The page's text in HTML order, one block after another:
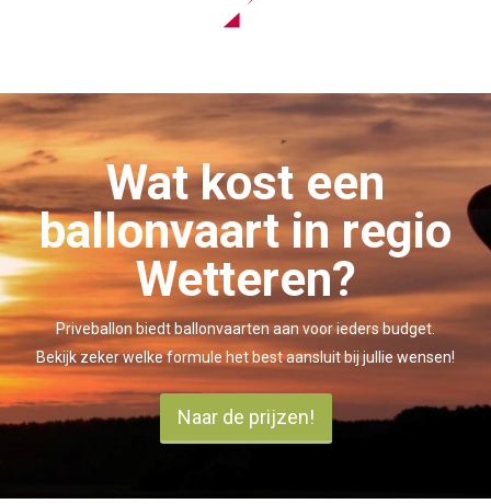
Wat kost een
ballonvaart in regio
Wetteren?
Priveballon biedt ballonvaarten aan voor ieders budget.
Bekijk zeker welke formule het best aansluit bij jullie wensen!
Naar de prijzen!